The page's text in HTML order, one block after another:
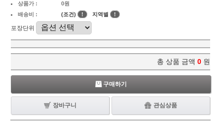
상품가 :
0원
배송비 :
(조건) ! 지역별 !
포장단위
총 상품 금액 0 원
구매하기
장바구니 관심상품